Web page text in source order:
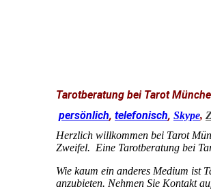
Tarotberatung bei Tarot
persönlich, telefonisch, Skype,
Herzlich willkommen bei Tarot
Zweifel. Eine Tarotberatung bei
Wie kaum ein anderes Medium ist
anzubieten. Nehmen Sie Kontakt